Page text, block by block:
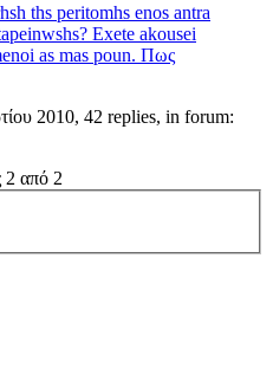
ths peritomhs enos antra
Exete akousei
as mas poun. Πως
2010, 42 replies, in forum:
2 από 2